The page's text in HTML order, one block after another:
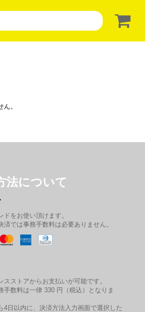
。
法について
ドをお使い頂けます。
済では事務手数料は必要ありません。
スストアからお支払いが可能です。
手数料は一律 330 円（税込）となりま
4日以内に、決済方法入力画面で選択した